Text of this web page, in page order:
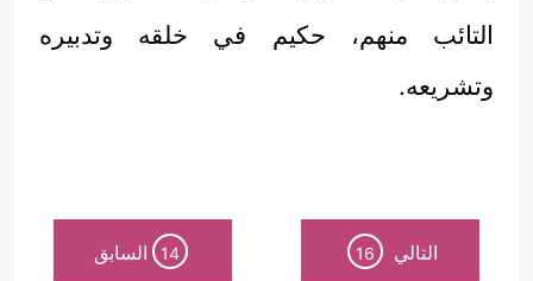
التائب منهم، حكيم في خلقه وتدبيره
وتشريعه.
التالي 16
14 السابق